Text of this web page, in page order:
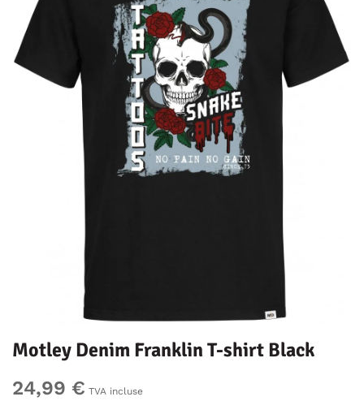
Motley Denim Franklin T-shirt Black
24,99 € TVA incluse